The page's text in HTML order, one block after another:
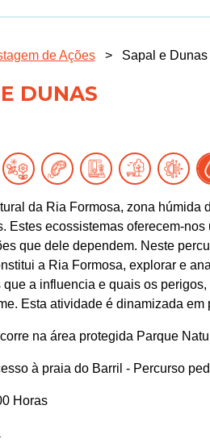
de Ações > Sapal e Dunas
DUNAS
da Ria Formosa, zona húmida
Estes ecossistemas oferecem-
que dele dependem. Neste
a Ria Formosa, explorar e
a influencia e quais os
Esta atividade é dinamizada
na área protegida Parque
à praia do Barril - Percurso
Horas